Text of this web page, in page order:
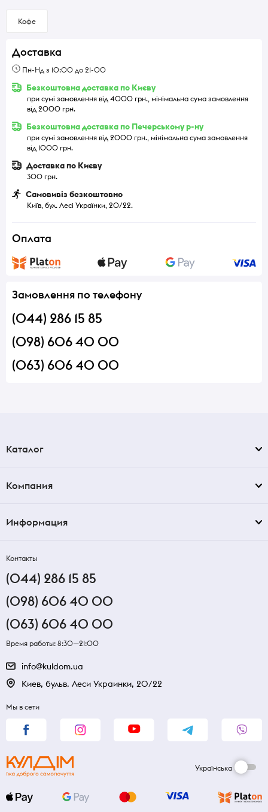
Кофе
Доставка
Пн-Нд з 10:00 до 21-00
Безкоштовна доставка по Києву
при сумі замовлення від 4000 грн., мінімальна сума замовлення
від 2000 грн.
Безкоштовна доставка по Печерському р-ну
при сумі замовлення від 2000 грн., мінімальна сума замовлення
від 1000 грн.
Доставка по Києву
300 грн.
Самовивіз безкоштовно
Київ, бул. Лесі Українки, 20/22.
Оплата
Замовлення по телефону
(044) 286 15 85
(098) 606 40 00
(063) 606 40 00
Каталог
Компания
Информация
Контакты
(044) 286 15 85
(098) 606 40 00
(063) 606 40 00
Время работы: 8:30—21:00
info@kuldom.ua
Киев, бульв. Леси Украинки, 20/22
Мы в сети
Українська